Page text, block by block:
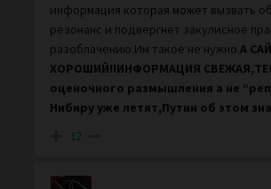
информация которая может вызвать
резонанс и подвергнет закулисное
разоблачению.Им такое не нужно.А
ХОРОШИЙ!!ИНФОРМАЦИЯ
оценочного размышления а не
Нибиру уже летят,Путин об этом
12